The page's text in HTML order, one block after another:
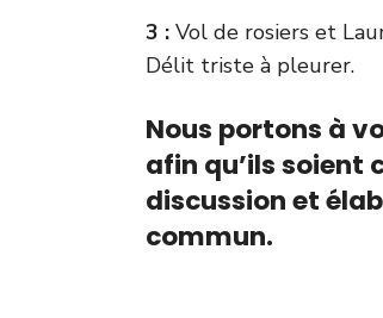
3 : Vol de rosiers et
Délit triste à pleurer.
Nous portons à
afin qu’ils soient
discussion et
commun.